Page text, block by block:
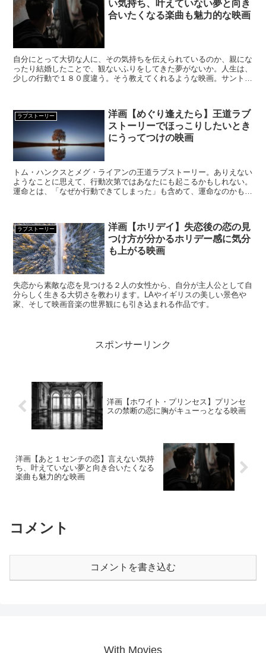
い気持ち、叶えていない夢と向き
合いたくなる楽曲も魅力的な映画
自分にとって大切な人に、その気持ちを伝えられているのか、親にな
ったり結婚したことで、観ないふりをしてきた夢がないか。人生は、
少しの行動で１８０度違う。そう教えてくれるような映画。サントラ
ラブストーリー
洋画【めぐり逢えたら】王道ラブ
ストーリーでほっこりしたいとき
にうってつけの映画
トム・ハンクスとメグ・ライアンの王道ラブストーリー。ありえない
ようなことに思えて、行動次第ではあなたにも起こるかもしれない。
運命とは、「なぜか行動できてしまった」も含めて、運命なのかもし
ラブストーリー
洋画【ホリデイ】失恋後の恋の見
つけ方が分かるホリデー感に気分
も上がる映画
失恋から素敵な恋を見つける２人の女性から、自分が主人公として自
分らしく生きる大切さを教わります。LAやイギリスの美しい景色や
家、そして映画音楽の世界観にも引き込まれる作品です。
スポンサーリンク
洋画【ホワイト・プリンセス】プリンセ
スの禁断の恋に胸がキューっとなる映画
洋画【あと１センチの恋】言えない気持
ち、叶えていない夢と向き合いたくなる
楽曲も魅力的な映画
コメント
コメントを書き込む
With Movies